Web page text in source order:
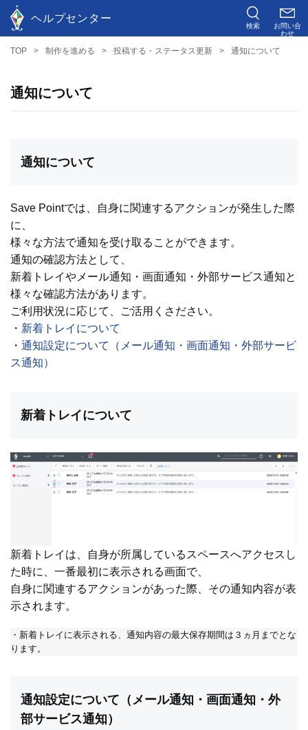
ヘルプセンター
検索
お問い合
わせ
TOP 制作を進める 投稿する・ステータス更新 通知について
通知について
通知について
Save Pointでは、自身に関連するアクションが発生した際
に、
様々な方法で通知を受け取ることができます。
通知の確認方法として、
新着トレイやメール通知・画面通知・外部サービス通知と
様々な確認方法があります。
ご利用状況に応じて、ご活用くさださい。
・ 新着トレイについて
・ 通知設定について（メール通知・画面通知・外部サービ
ス通知）
新着トレイについて
新着トレイは、自身が所属しているスペースへアクセスし
た時に、一番最初に表示される画面で、
自身に関連するアクションがあった際、その通知内容が表
示されます。
・新着トレイに表示される、通知内容の最大保存期間は３ヵ月までとな
ります。
通知設定について（メール通知・画面通知・外
部サービス通知）